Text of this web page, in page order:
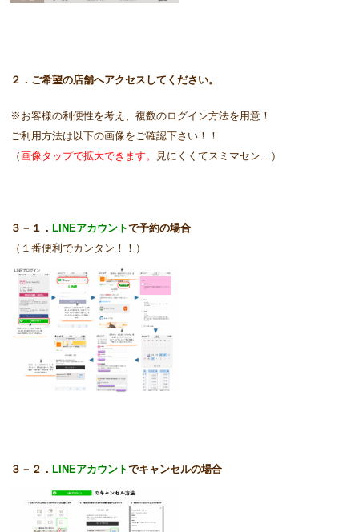
２．ご希望の店舗へアクセスしてください。
※お客様の利便性を考え、複数のログイン方法を用意！
ご利用方法は以下の画像をご確認下さい！！
（画像タップで拡大できます。 見にくくてスミマセン…）
３－１． LINEアカウントで予約の場合
（１番便利でカンタン！！）
３－２． LINEアカウントでキャンセルの場合